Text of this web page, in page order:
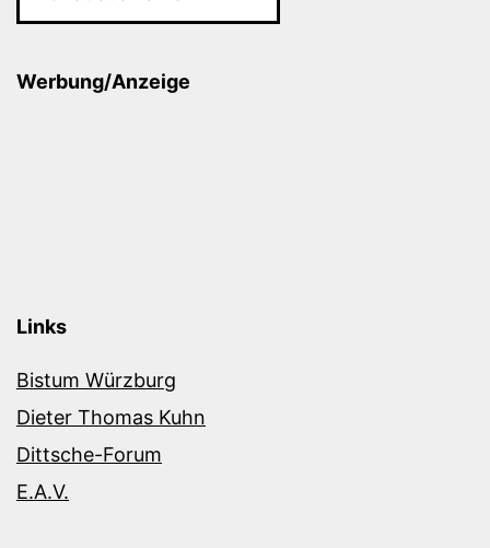
Werbung/Anzeige
Links
Bistum Würzburg
Dieter Thomas Kuhn
Dittsche-Forum
E.A.V.